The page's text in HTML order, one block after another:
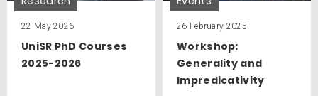
22 May 2026
UniSR PhD Courses
2025-2026
26 February 2025
Workshop:
Generality and
Impredicativity